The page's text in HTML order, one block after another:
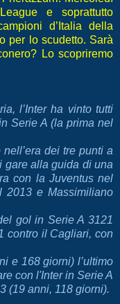
e soprattutto
d’Italia della
per lo scudetto. Sarà
Lo scopriremo
l’Inter ha vinto tutti
Serie A (la prima nel
dei tre punti a
gare alla guida di una
con la Juventus nel
2013 e Massimiliano
gol in Serie A 3121
contro il Cagliari, con
e 168 giorni) l’ultimo
con l'Inter in Serie A
(19 anni, 118 giorni).